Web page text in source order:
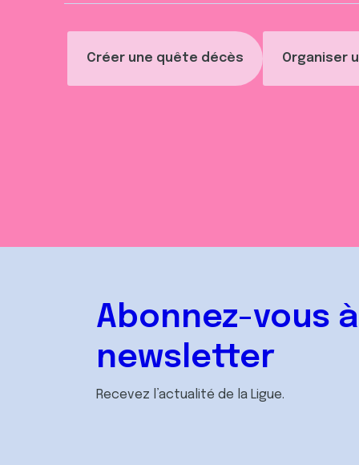
Créer une quête décès Organiser
Abonnez-vous
newsletter
Recevez l’actualité de la Ligue.